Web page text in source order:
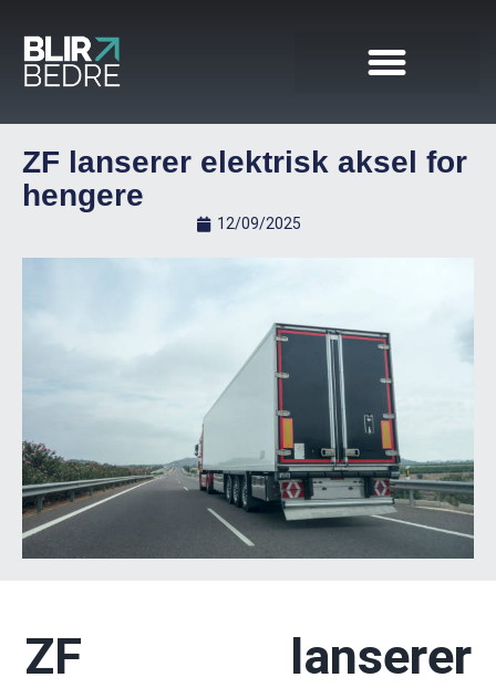
ZF lanserer elektrisk aksel for
hengere
12/09/2025
ZF lanserer